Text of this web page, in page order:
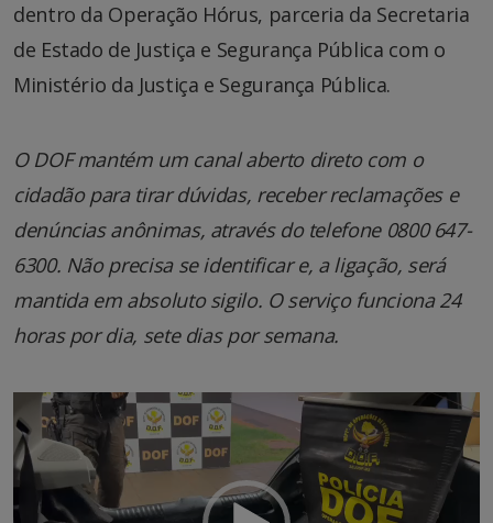
dentro da Operação Hórus, parceria da Secretaria
de Estado de Justiça e Segurança Pública com o
Ministério da Justiça e Segurança Pública.
O DOF mantém um canal aberto direto com o
cidadão para tirar dúvidas, receber reclamações e
denúncias anônimas, através do telefone 0800 647-
6300. Não precisa se identificar e, a ligação, será
mantida em absoluto sigilo. O serviço funciona 24
horas por dia, sete dias por semana.
Tocador
de
vídeo